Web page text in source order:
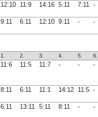
12:10 11:9 14:16 5:11 7:11 -
9:11 6:11 12:10 9:11 - -
1. 2. 3. 4. 5. 6.
11:6 11:5 11:7 - - -
8:11 6:11 11:1 14:12 11:5 -
6:11 13:11 5:11 8:11 - -